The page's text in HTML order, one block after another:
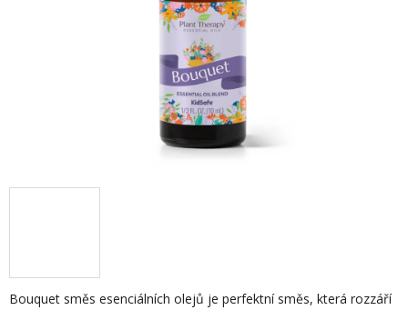
Bouquet směs esenciálních olejů je perfektní směs, která rozzáří